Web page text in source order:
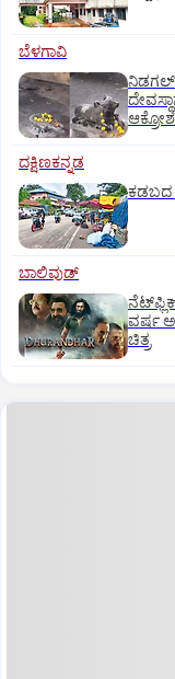
ಬೆಳಗಾವಿ
ಆಕ್ರೋಶ
ದಕ್ಷಿಣಕನ್ನಡ
ಕಡಬದ
ಬಾಲಿವುಡ್‌
ವರ್ಷ
ಚಿತ್ರ